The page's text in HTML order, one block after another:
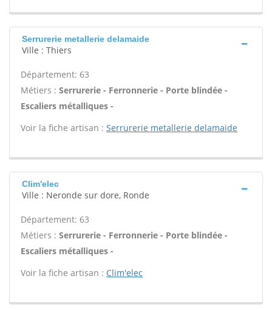
Serrurerie metallerie delamaide
Ville : Thiers
Département: 63
Métiers : Serrurerie - Ferronnerie - Porte blindée -
Escaliers métalliques -
Voir la fiche artisan : Serrurerie metallerie delamaide
Clim'elec
Ville : Neronde sur dore, Ronde
Département: 63
Métiers : Serrurerie - Ferronnerie - Porte blindée -
Escaliers métalliques -
Voir la fiche artisan : Clim'elec